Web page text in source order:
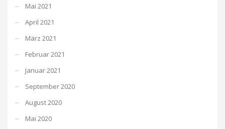
Mai 2021
April 2021
März 2021
Februar 2021
Januar 2021
September 2020
August 2020
Mai 2020